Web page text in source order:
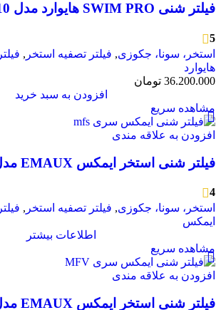
فیلتر شنی SWIM PRO هایوارد مدل VL210
5
استخر، سونا، جکوزی, فیلتر تصفیه استخر ,
هایوارد
36.200.000 تومان
افزودن به سبد خرید
مشاهده سریع
افزودن به علاقه مندی
فیلتر شنی استخر ایمکس EMAUX مدل MFS31
4
استخر، سونا، جکوزی, فیلتر تصفیه استخر ,
ایمکس
اطلاعات بیشتر
مشاهده سریع
افزودن به علاقه مندی
فیلتر شنی استخر ایمکس EMAUX مدل MFV35